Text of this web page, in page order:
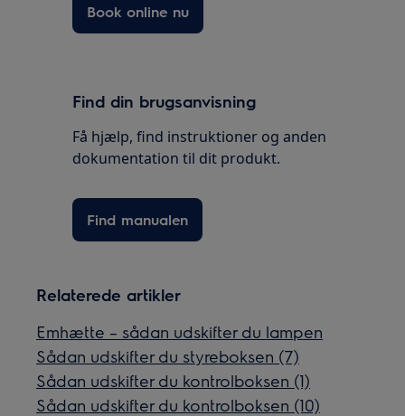
Book online nu
Find din brugsanvisning
Få hjælp, find instruktioner og anden
dokumentation til dit produkt.
Find manualen
Relaterede artikler
Emhætte – sådan udskifter du lampen
Sådan udskifter du styreboksen (7)
Sådan udskifter du kontrolboksen (1)
Sådan udskifter du kontrolboksen (10)